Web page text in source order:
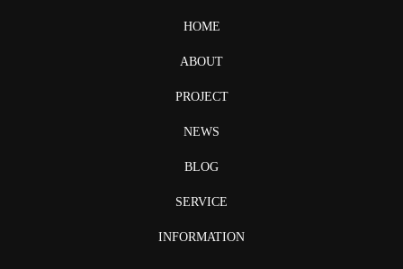
HOME
ABOUT
PROJECT
NEWS
BLOG
SERVICE
INFORMATION